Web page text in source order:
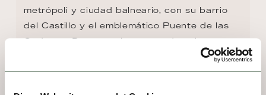
metrópoli y ciudad balneario, con su barrio
del Castillo y el emblemático Puente de las
Cadenas. Destacan las casas de colores
pastel en Herrengasse, la Galería Nacional y
el Laberinto, que también sirvió como